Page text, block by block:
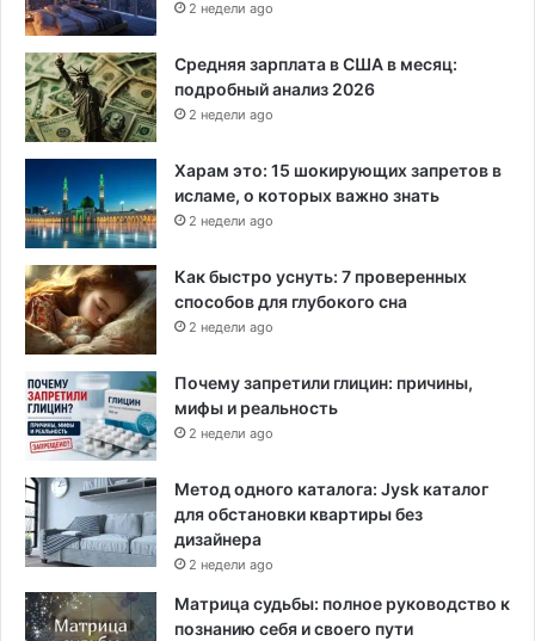
2 недели ago
Средняя зарплата в США в месяц:
подробный анализ 2026
2 недели ago
Харам это: 15 шокирующих запретов в
исламе, о которых важно знать
2 недели ago
Как быстро уснуть: 7 проверенных
способов для глубокого сна
2 недели ago
Почему запретили глицин: причины,
мифы и реальность
2 недели ago
Метод одного каталога: Jysk каталог
для обстановки квартиры без
дизайнера
2 недели ago
Матрица судьбы: полное руководство к
познанию себя и своего пути